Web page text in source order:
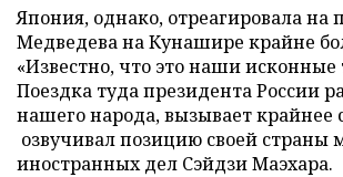
Япония, однако, отреагировала на
Медведева на Кунашире крайне
«Известно, что это наши исконные
Поездка туда президента России
нашего народа, вызывает крайнее
озвучивал позицию своей страны
иностранных дел Сэйдзи Маэхара.